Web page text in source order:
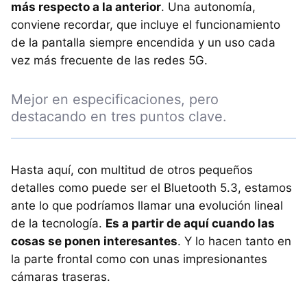
más respecto a la anterior. Una autonomía,
conviene recordar, que incluye el funcionamiento
de la pantalla siempre encendida y un uso cada
vez más frecuente de las redes 5G.
Mejor en especificaciones, pero
destacando en tres puntos clave.
Hasta aquí, con multitud de otros pequeños
detalles como puede ser el Bluetooth 5.3, estamos
ante lo que podríamos llamar una evolución lineal
de la tecnología. Es a partir de aquí cuando las
cosas se ponen interesantes. Y lo hacen tanto en
la parte frontal como con unas impresionantes
cámaras traseras.